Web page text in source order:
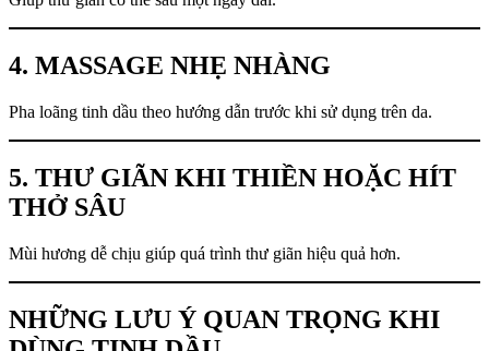
4. MASSAGE NHẸ NHÀNG
Pha loãng tinh dầu theo hướng dẫn trước khi sử dụng trên da.
5. THƯ GIÃN KHI THIỀN HOẶC HÍT
THỞ SÂU
Mùi hương dễ chịu giúp quá trình thư giãn hiệu quả hơn.
NHỮNG LƯU Ý QUAN TRỌNG KHI